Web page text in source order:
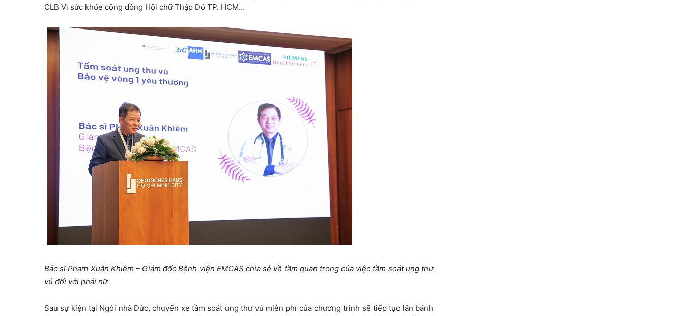
CLB Vì sức khỏe cộng đồng Hội chữ Thập Đỏ TP. HCM…
Bác sĩ Phạm Xuân Khiêm – Giám đốc Bệnh viện EMCAS chia sẻ về tầm quan trọng của việc tầm soát ung thư
vú đối với phái nữ
Sau sự kiện tại Ngôi nhà Đức, chuyến xe tầm soát ung thư vú miễn phí của chương trình sẽ tiếp tục lăn bánh